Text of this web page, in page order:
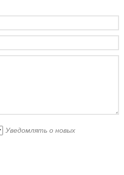
Уведомлять о новых